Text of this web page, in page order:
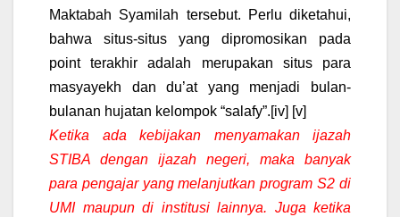
Maktabah Syamilah tersebut. Perlu diketahui,
bahwa situs-situs yang dipromosikan pada
point terakhir adalah merupakan situs para
masyayekh dan du’at yang menjadi bulan-
bulanan hujatan kelompok “salafy”.[iv] [v]
Ketika ada kebijakan menyamakan ijazah
STIBA dengan ijazah negeri, maka banyak
para pengajar yang melanjutkan program S2 di
UMI maupun di institusi lainnya. Juga ketika